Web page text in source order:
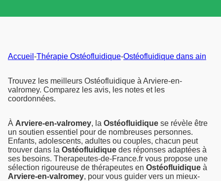
Accueil -Thérapie Ostéofluidique-Ostéofluidique dans ain
Trouvez les meilleurs Ostéofluidique à Arviere-en-
valromey. Comparez les avis, les notes et les
coordonnées.
À Arviere-en-valromey, la Ostéofluidique se révèle être
un soutien essentiel pour de nombreuses personnes.
Enfants, adolescents, adultes ou couples, chacun peut
trouver dans la Ostéofluidique des réponses adaptées à
ses besoins. Therapeutes-de-France.fr vous propose une
sélection rigoureuse de thérapeutes en Ostéofluidique à
Arviere-en-valromey, pour vous guider vers un mieux-